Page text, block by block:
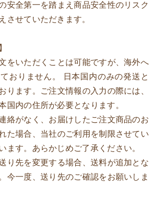
安全第一を踏まえ商品安全性のリスク
させていただきます。
をいただくことは可能ですが、海外へ
おりません。 日本国内のみの発送と
ります。ご注文情報の入力の際には、
国内の住所が必要となります。
絡がなく、お届けしたご注文商品のお
た場合、当社のご利用を制限させてい
ます。あらかじめご了承ください。
り先を変更する場合、送料が追加とな
今一度、送り先のご確認をお願いしま